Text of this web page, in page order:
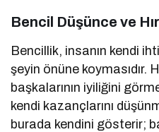
Bencil Düşünce ve
Bencillik, insanın kendi
şeyin önüne koymasıdır.
başkalarının iyiliğini
kendi kazançlarını
burada kendini gösterir;